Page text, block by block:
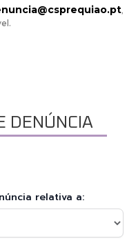
,
DENÚNCIA
relativa a: